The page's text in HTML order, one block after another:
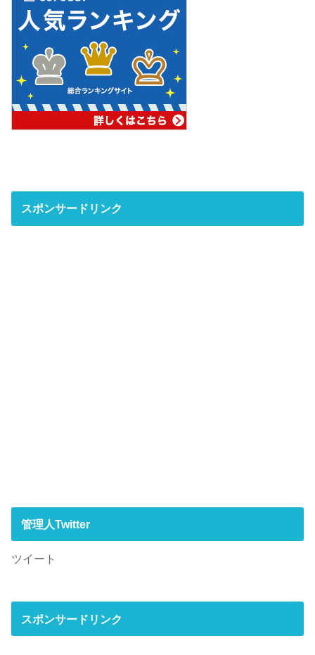
スポンサードリンク
管理人Twitter
ツイート
スポンサードリンク